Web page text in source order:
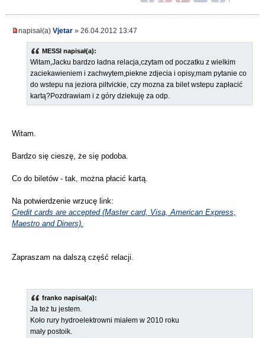
napisał(a) Vjetar » 26.04.2012 13:47
MESSI napisał(a):
Witam,Jacku bardzo ładna relacja,czytam od poczatku z wielkim
zaciekawieniem i zachwytem,piekne zdjecia i opisy,mam pytanie co
do wstepu na jeziora piltvickie, czy mozna za bilet wstepu zapłacić
kartą?Pozdrawiam i z góry dziekuję za odp.
Witam.
Bardzo się cieszę, że się podoba.
Co do biletów - tak, można płacić kartą.
Na potwierdzenie wrzucę link:
Credit cards are accepted (Master card, Visa, American Express,
Maestro and Diners).
Zapraszam na dalszą część relacji.
franko napisał(a):
Ja też tu jestem.
Koło rury hydroelektrowni miałem w 2010 roku
mały postoik.